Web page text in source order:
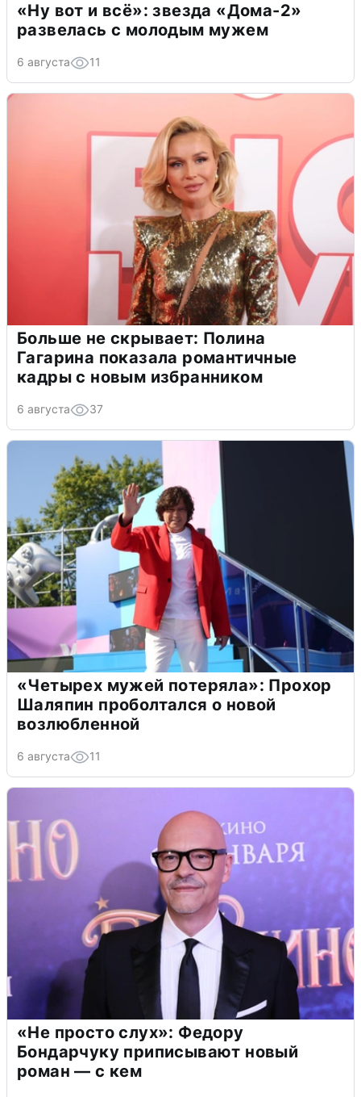
«Ну вот и всё»: звезда «Дома-2»
развелась с молодым мужем
6 августа 11
Больше не скрывает: Полина
Гагарина показала романтичные
кадры с новым избранником
6 августа 37
«Четырех мужей потеряла»: Прохор
Шаляпин проболтался о новой
возлюбленной
6 августа 11
«Не просто слух»: Федору
Бондарчуку приписывают новый
роман — с кем